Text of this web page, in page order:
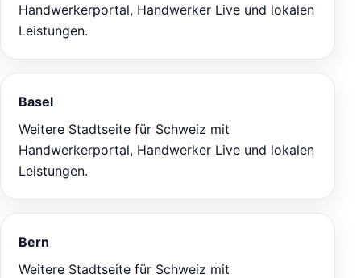
Handwerkerportal, Handwerker Live und lokalen
Leistungen.
Basel
Weitere Stadtseite für Schweiz mit
Handwerkerportal, Handwerker Live und lokalen
Leistungen.
Bern
Weitere Stadtseite für Schweiz mit